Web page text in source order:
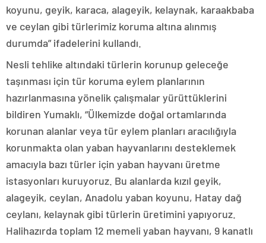
koyunu, geyik, karaca, alageyik, kelaynak, karaakbaba
ve ceylan gibi türlerimiz koruma altına alınmış
durumda” ifadelerini kullandı.
Nesli tehlike altındaki türlerin korunup geleceğe
taşınması için tür koruma eylem planlarının
hazırlanmasına yönelik çalışmalar yürüttüklerini
bildiren Yumaklı, “Ülkemizde doğal ortamlarında
korunan alanlar veya tür eylem planları aracılığıyla
korunmakta olan yaban hayvanlarını desteklemek
amacıyla bazı türler için yaban hayvanı üretme
istasyonları kuruyoruz. Bu alanlarda kızıl geyik,
alageyik, ceylan, Anadolu yaban koyunu, Hatay dağ
ceylanı, kelaynak gibi türlerin üretimini yapıyoruz.
Halihazırda toplam 12 memeli yaban hayvanı, 9 kanatlı